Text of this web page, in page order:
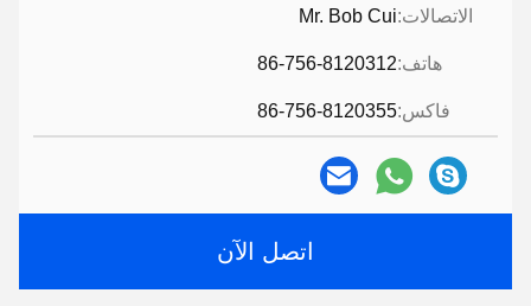
الاتصالات:Mr. Bob Cui
هاتف:86-756-8120312
فاكس:86-756-8120355
اتصل الآن